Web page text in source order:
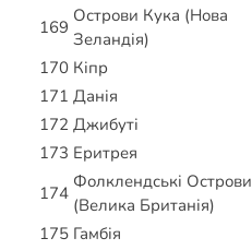
169
Острови Кука (Нова
Зеландія)
170 Кіпр
171 Данія
172 Джибуті
173 Еритрея
174
Фолклендські Острови
(Велика Британія)
175 Гамбія